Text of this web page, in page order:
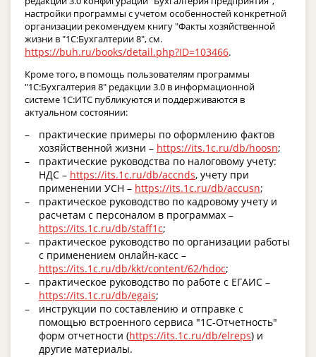
настройки программы с учетом особенностей конкретной
организации рекомендуем книгу "Факты хозяйственной
жизни в "1С:Бухгалтерии 8", см.
https://buh.ru/books/detail.php?ID=103466.
Кроме того, в помощь пользователям программы
"1С:Бухгалтерия 8" редакции 3.0 в информационной
системе 1С:ИТС публикуются и поддерживаются в
актуальном состоянии:
практические примеры по оформлению фактов
хозяйственной жизни – https://its.1c.ru/db/hoosn;
практические руководства по налоговому учету:
НДС – https://its.1c.ru/db/accnds, учету при
применении УСН – https://its.1c.ru/db/accusn;
практическое руководство по кадровому учету и
расчетам с персоналом в программах –
https://its.1c.ru/db/staff1c;
практическое руководство по организации работы
с применением онлайн-касс –
https://its.1c.ru/db/kkt/content/62/hdoc;
практическое руководство по работе с ЕГАИС –
https://its.1c.ru/db/egais;
инструкции по составлению и отправке с
помощью встроенного сервиса "1С-Отчетность"
форм отчетности (https://its.1c.ru/db/elreps) и
другие материалы.